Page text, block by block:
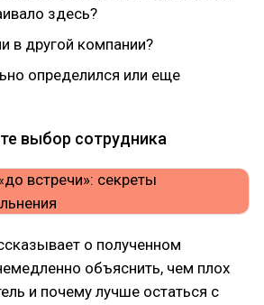
здесь?
в другой компании?
определился или еще
выбор сотрудника
о полученном
объяснить, чем плох
и почему лучше остаться с